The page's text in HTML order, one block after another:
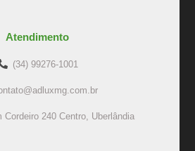
Atendimento
(34) 99276-1001
Cordeiro 240 Centro, Uberlândia